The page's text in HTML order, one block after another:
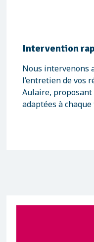
Intervention
Nous intervenons
l’entretien de vos
Aulaire,
adaptées à